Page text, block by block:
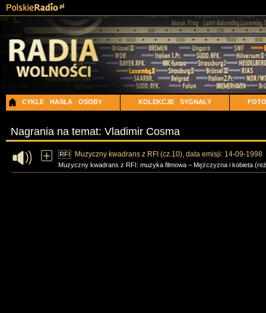
CYKLE HASŁA OSOBY KOLEKCJE SYGNAŁY FOTO
Nagrania na temat: Vladimir Cosma
RFI Muzyczny kwadrans z RFI (cz.10), data emisji: 14-09-1998
Muzyczny kwadrans z RFI: muzyka filmowa – Mężczyzna i kobieta